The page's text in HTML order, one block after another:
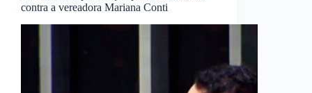
contra a vereadora Mariana Conti